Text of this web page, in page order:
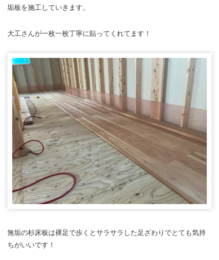
垢板を施工していきます。
大工さんが一枚一枚丁寧に貼ってくれてます！
無垢の杉床板は裸足で歩くとサラサラした足ざわりでとても気持
ちがいいです！